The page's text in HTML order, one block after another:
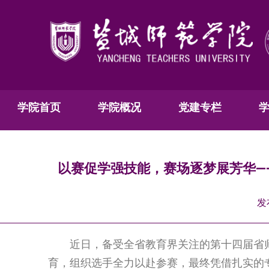
学院首页 学院概况 党建专栏
以赛促学强技能，赛场逐梦展芳华
发
近日，备受全省教育界关注的第十四届
育，组织选手全力以赴参赛，最终凭借扎实